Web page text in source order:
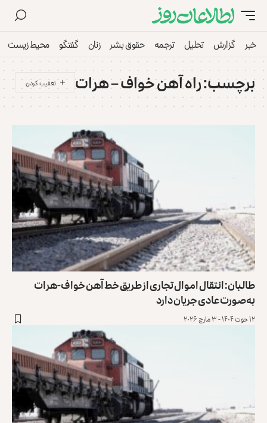
خبر گزارش تحلیل ترجمه حقوق بشر زنان گفتگو محیط زیست
برچسب:راه آهن خواف – هرات
طالبان: انتقال اموال تجاری از طریق خط آهن خواف-هرات
به‌صورت عادی جریان دارد
۱۲ حوت ۱۴۰۴ - ۳ مارچ ۲۰۲۶